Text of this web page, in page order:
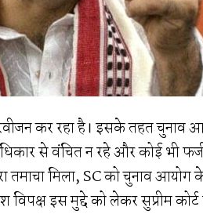
कर रहा है। इसके तहत चुनाव
से वंचित न रहे और कोई भी
तमाचा मिला, SC को चुनाव आयोग
विपक्ष इस मुद्दे को लेकर सुप्रीम